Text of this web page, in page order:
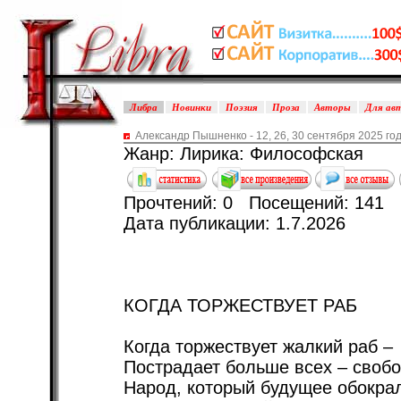
Либра Новинки Поэзия Проза Авторы Для
Александр Пышненко - 12, 26, 30 сентября 2025
Жанр: Лирика: Философская
Прочтений: 0 Посещений: 141
Дата публикации: 1.7.2026
КОГДА ТОРЖЕСТВУЕТ РАБ
Когда торжествует жалкий раб –
Пострадает больше всех –
Народ, который будущее